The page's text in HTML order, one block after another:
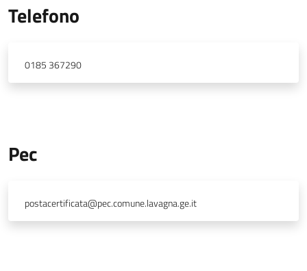
Telefono
0185 367290
Pec
postacertificata@pec.comune.lavagna.ge.it